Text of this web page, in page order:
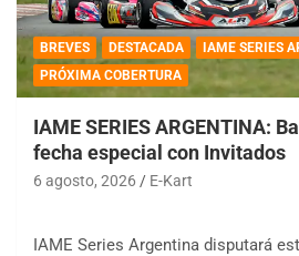
BREVES DESTACADA
IAME SERIES
PRÓXIMA COBERTURA
IAME SERIES ARGENTINA:
fecha especial con Invitados
6 agosto, 2026 E-Kart
IAME Series Argentina disputará